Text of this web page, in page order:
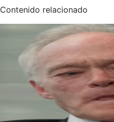
Contenido relacionado